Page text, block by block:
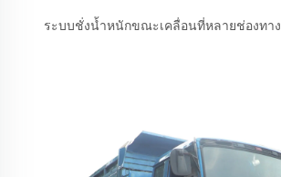
ระบบชั่งน้ำหนักขณะเคลื่อนที่หลายช่องทาง